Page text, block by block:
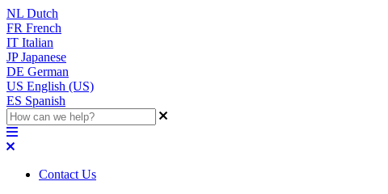
NL Dutch
FR French
IT Italian
JP Japanese
DE German
US English (US)
ES Spanish
Contact Us